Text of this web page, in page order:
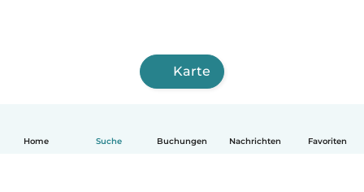
Home Suche Buchungen Nachrichten Favoriten
Karte